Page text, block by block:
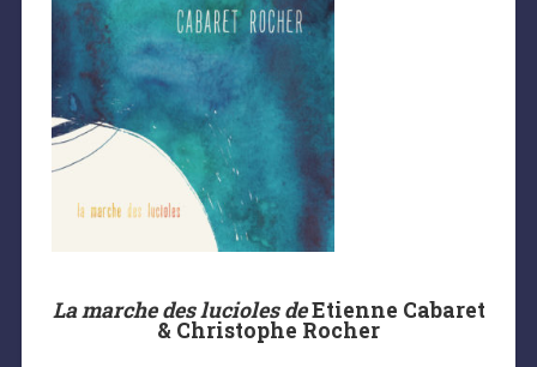
La marche des lucioles deEtienne Cabaret
& Christophe Rocher